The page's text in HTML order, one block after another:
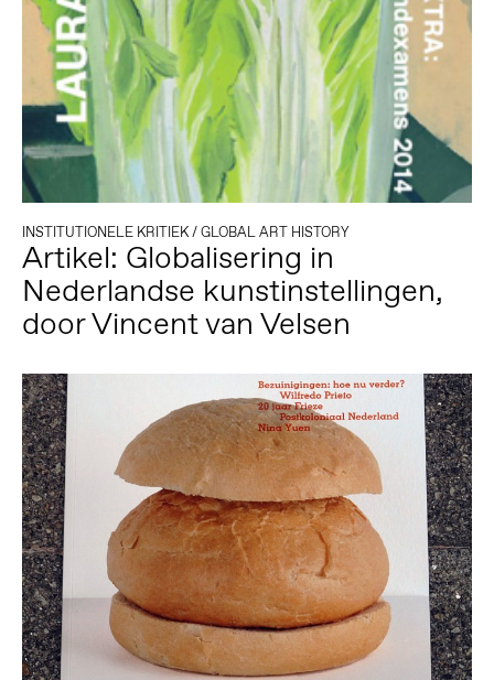
INSTITUTIONELE KRITIEK/GLOBAL ART HISTORY
Artikel: Globalisering in
Nederlandse kunstinstellingen,
door Vincent van Velsen